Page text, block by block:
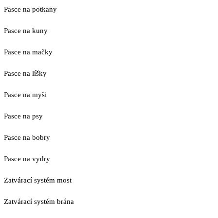
Pasce na potkany
Pasce na kuny
Pasce na mačky
Pasce na líšky
Pasce na myši
Pasce na psy
Pasce na bobry
Pasce na vydry
Zatvárací systém most
Zatvárací systém brána